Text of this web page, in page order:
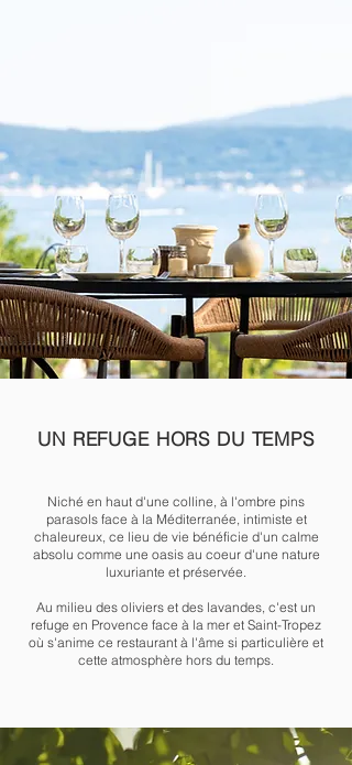
UN REFUGE HORS DU TEMPS
Niché en haut d'une colline, à l'ombre pins
parasols face à la Méditerranée, intimiste et
chaleureux, ce lieu de vie bénéficie d'un calme
absolu comme une oasis au coeur d'une nature
luxuriante et préservée.
Au milieu des oliviers et des lavandes, c'est un
refuge en Provence face à la mer et Saint-Tropez
où s'anime ce restaurant à l'âme si particulière et
cette atmosphère hors du temps.